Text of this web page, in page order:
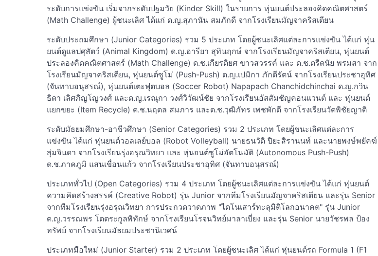
ระดับการแข่งขัน เริ่มจากระดับปฐมวัย (Kinder Skill) ในรายการ หุ่นยนต์ประลองคิดคณิตศาสตร์
(Math Challenge) ผู้ชนะเลิศ ได้แก่ ด.ญ.สุภานัน สมภักดี จากโรงเรียนมัญจาคริสเตียน
ระดับประถมศึกษา (Junior Categories) รวม 5 ประเภท โดยผู้ชนะเลิศแต่ละการแข่งขัน ได้แก่ หุ่น
ยนต์ดูแลปศุสัตว์ (Animal Kingdom) ด.ญ.อารียา สุทินฤกษ์ จากโรงเรียนมัญจาคริสเตียน, หุ่นยนต์
ประลองคิดคณิตศาสตร์ (Math Challenge) ด.ช.เกียรติยศ ขาวสวรรค์ และ ด.ช.ตรีดนัย พรมสา จาก
โรงเรียนมัญจาคริสเตียน, หุ่นยนต์ซูโม่ (Push-Push) ด.ญ.เปมิกา ภักดีรัตน์ จากโรงเรียนประชาอุทิศ
(จันทาบอนุสรณ์), หุ่นยนต์เตะฟุตบอล (Soccer Robot) Napapach Chanchidchinchai ด.ญ.กวิน
ธิดา เลิศภิญโญวงศ์ และด.ญ.เรณุกา วงศ์วิวัฒน์ชัย จากโรงเรียนอัสสัมชัญคอนแวนต์ และ หุ่นยนต์
แยกขยะ (Item Recycle) ด.ช.นฤดล สมภาร และด.ช.วุฒิภัทร เพชพักดี จากโรงเรียนวัดพิชัยญาติ
ระดับมัธยมศึกษา-อาชีวศึกษา (Senior Categories) รวม 2 ประเภท โดยผู้ชนะเลิศแต่ละการ
แข่งขัน ได้แก่ หุ่นยนต์วอลเลย์บอล (Robot Volleyball) นายธนวัติ ปิยะสิรานนท์ และนายพงษ์พยัคฆ์
สุ่มจินดา จากโรงเรียนรุ่งอรุณวิทยา และ หุ่นยนต์ซูโม่อัตโนมัติ (Autonomous Push-Push)
ด.ช.ภาคภูมิ แสนเขื่อนแก้ว จากโรงเรียนประชาอุทิศ (จันทาบอนุสรณ์)
ประเภททั่วไป (Open Categories) รวม 4 ประเภท โดยผู้ชนะเลิศแต่ละการแข่งขัน ได้แก่ หุ่นยนต์
ความคิดสร้างสรรค์ (Creative Robot) รุ่น Junior จากทีมโรงเรียนมัญจาคริสเตียน และรุ่น Senior
จากทีมโรงเรียนรุ่งอรุณวิทยา การประกวดวาดภาพ "ไดโนเสาร์ทะลุมิติโลกอนาคต" รุ่น Junior
ด.ญ.วรรณพร โตตระกูลพิทักษ์ จากโรงเรียนโรจนวิทย์มาลาเบี่ยง และรุ่น Senior นายวัชรพล ป้อง
ทรัพย์ จากโรงเรียนมัธยมประชานิเวศน์
ประเภทมือใหม่ (Junior Starter) รวม 2 ประเภท โดยผู้ชนะเลิศ ได้แก่ หุ่นยนต์รถ Formula 1 (F1